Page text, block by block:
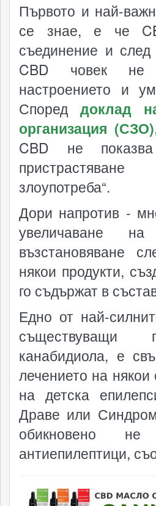
Първото и най-
се знае, е че
съединение и
CBD човек не
настроението и
Според доклад
организация (СЗО)
CBD не
злоупотреба“.
Дори напротив -
увеличаване
възстановяване
някои продукти,
го съдържат в
Едно от най-
канабидиола, е
лечението на
на детска
Драве или
обикновено
антиепилептици,